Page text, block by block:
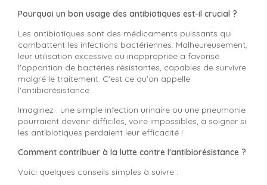
Pourquoi un bon usage des antibiotiques est-il crucial ?
Les antibiotiques sont des médicaments puissants qui
combattent les infections bactériennes. Malheureusement,
leur utilisation excessive ou inappropriée a favorisé
l'apparition de bactéries résistantes, capables de survivre
malgré le traitement. C'est ce qu'on appelle
l'antibiorésistance.
Imaginez : une simple infection urinaire ou une pneumonie
pourraient devenir difficiles, voire impossibles, à soigner si
les antibiotiques perdaient leur efficacité !
Comment contribuer à la lutte contre l'antibiorésistance ?
Voici quelques conseils simples à suivre :